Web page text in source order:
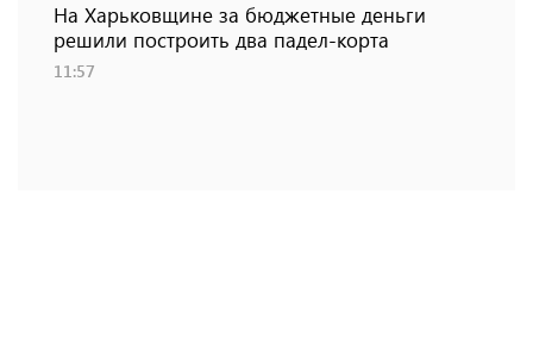
На Харьковщине за бюджетные деньги
решили построить два падел-корта
11:57